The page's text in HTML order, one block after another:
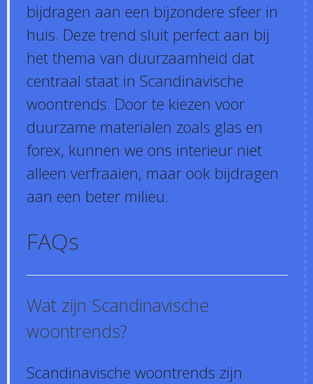
bijdragen aan een bijzondere sfeer in
huis. Deze trend sluit perfect aan bij
het thema van duurzaamheid dat
centraal staat in Scandinavische
woontrends. Door te kiezen voor
duurzame materialen zoals glas en
forex, kunnen we ons interieur niet
alleen verfraaien, maar ook bijdragen
aan een beter milieu.
FAQs
Wat zijn Scandinavische
woontrends?
Scandinavische woontrends zijn